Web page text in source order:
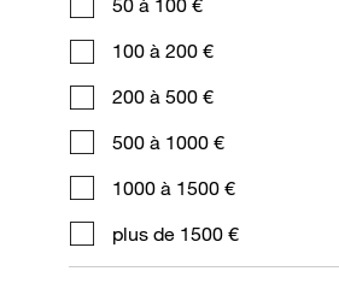
50 à 100 €
100 à 200 €
200 à 500 €
500 à 1000 €
1000 à 1500 €
plus de 1500 €